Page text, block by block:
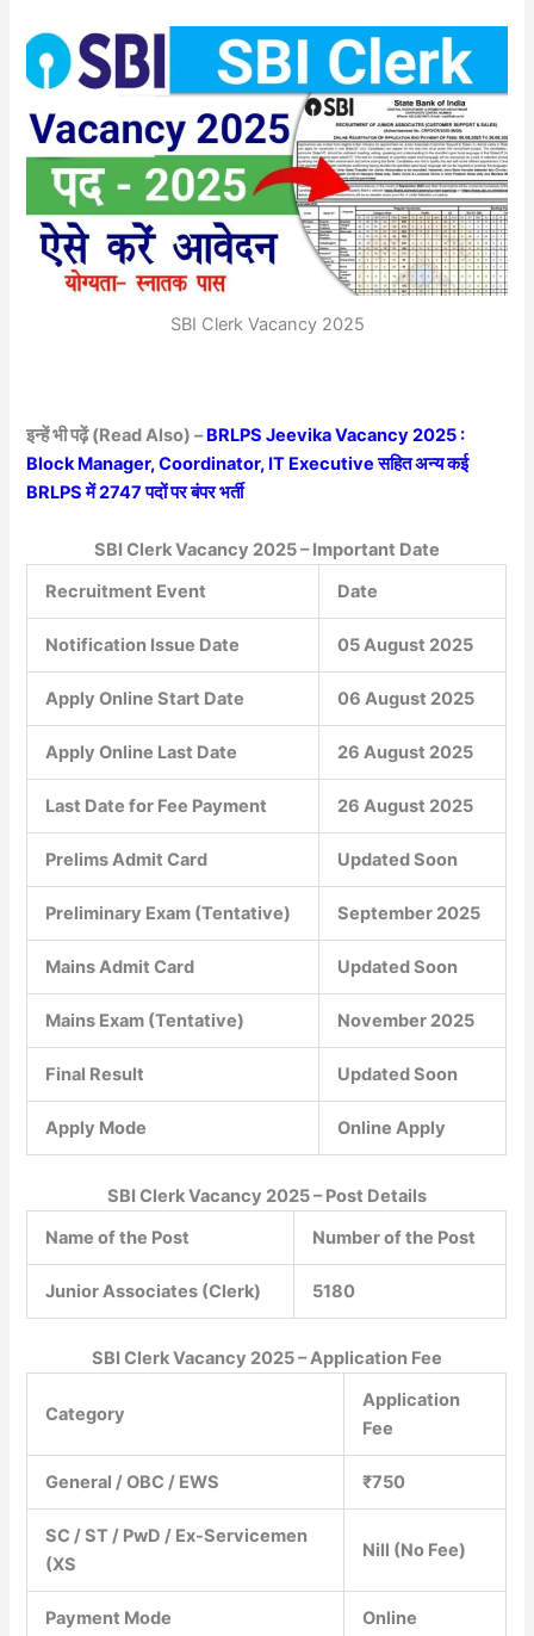
SBI Clerk Vacancy 2025
इन्हें भी पढ़ें (Read Also) –BRLPS Jeevika Vacancy 2025 :
Block Manager, Coordinator, IT Executive सहित अन्य कई
BRLPS में 2747 पदों पर बंपर भर्ती
SBI Clerk Vacancy 2025 – Important Date
Recruitment Event
Date
Notification Issue Date 05 August 2025
Apply Online Start Date 06 August 2025
Apply Online Last Date 26 August 2025
Last Date for Fee Payment 26 August 2025
Prelims Admit Card Updated Soon
Preliminary Exam (Tentative) September 2025
Mains Admit Card Updated Soon
Mains Exam (Tentative) November 2025
Final Result Updated Soon
Apply Mode Online Apply
SBI Clerk Vacancy 2025– Post Details
Name of the Post
Number of the Post
Junior Associates (Clerk) 5180
SBI Clerk Vacancy 2025 – Application Fee
Category
Application
Fee
General / OBC / EWS ₹750
SC / ST / PwD / Ex-Servicemen
(XS
Nill (No Fee)
Payment Mode Online